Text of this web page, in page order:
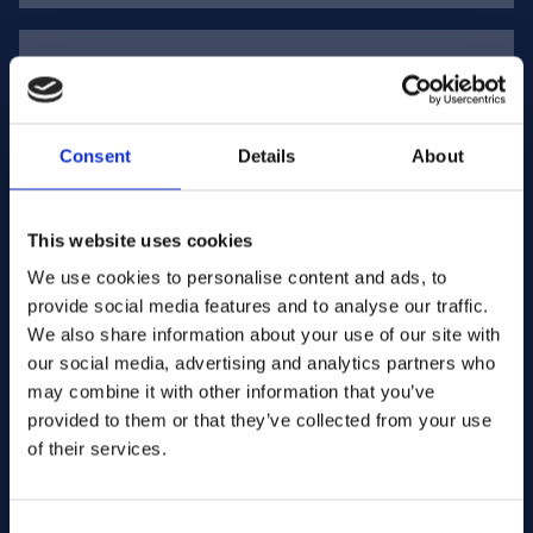
Consent Details About
This website uses cookies
We use cookies to personalise content and ads, to
provide social media features and to analyse our traffic.
We also share information about your use of our site with
our social media, advertising and analytics partners who
may combine it with other information that you’ve
provided to them or that they’ve collected from your use
of their services.
Aanduidingen:
HASTELLOY® C-2000, Legering C2000,
UNS N06200, W.Nr. 2.4675, NiCr23Mo16Cu
~1,6%
reducerende omgevingen
Goede weerstand tegen putcorrosie en spleetcorrosie
Goede weerstand tegen chloride-geïnduceerde corrosie
Breed scala aan toepassingen in chemische
procesomgevingen
Goede lasbaarheid
FILTER